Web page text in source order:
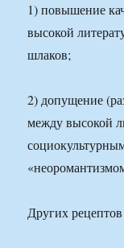
1) повышение
высокой
шлаков;
2) допущение
между высокой
Других